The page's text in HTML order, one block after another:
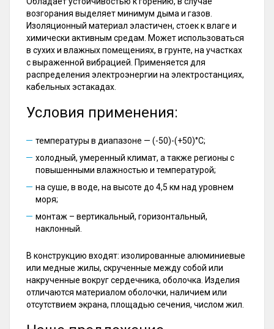
возгорания выделяет минимум дыма и газов.
Изоляционный материал эластичен, стоек к влаге и
химически активным средам. Может использоваться
в сухих и влажных помещениях, в грунте, на участках
с выраженной вибрацией. Применяется для
распределения электроэнергии на электростанциях,
кабельных эстакадах.
Условия применения:
температуры в диапазоне — (-50)-(+50)°C;
холодный, умеренный климат, а также регионы с
повышенными влажностью и температурой;
на суше, в воде, на высоте до 4,5 км над уровнем
моря;
монтаж – вертикальный, горизонтальный,
наклонный.
В конструкцию входят: изолированные алюминиевые
или медные жилы, скрученные между собой или
накрученные вокруг сердечника, оболочка. Изделия
отличаются материалом оболочки, наличием или
отсутствием экрана, площадью сечения, числом жил.